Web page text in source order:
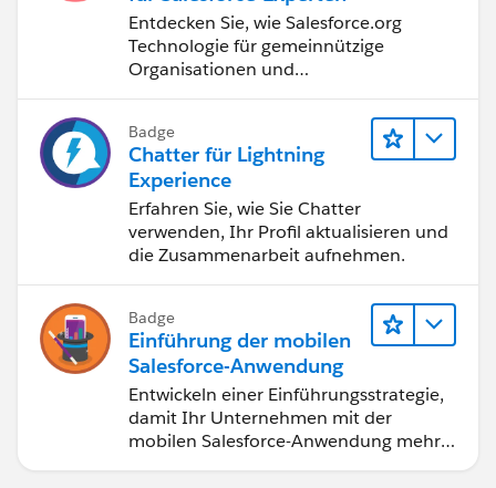
Entdecken Sie, wie Salesforce.org
Technologie für gemeinnützige
Organisationen und
Badge
Chatter für Lightning
Experience
Erfahren Sie, wie Sie Chatter
verwenden, Ihr Profil aktualisieren und
die Zusammenarbeit aufnehmen.
Badge
Einführung der mobilen
Salesforce-Anwendung
Entwickeln einer Einführungsstrategie,
damit Ihr Unternehmen mit der
mobilen Salesforce-Anwendung mehr